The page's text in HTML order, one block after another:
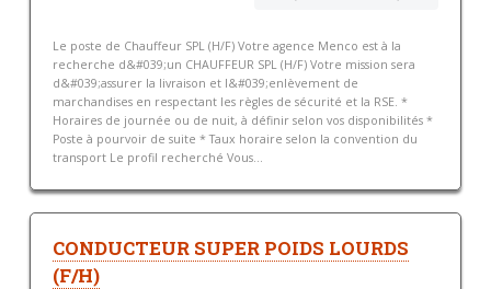
Le poste de Chauffeur SPL (H/F) Votre agence Menco est à la
recherche d&#039;un CHAUFFEUR SPL (H/F) Votre mission sera
d&#039;assurer la livraison et l&#039;enlèvement de
marchandises en respectant les règles de sécurité et la RSE. *
Horaires de journée ou de nuit, à définir selon vos disponibilités *
Poste à pourvoir de suite * Taux horaire selon la convention du
transport Le profil recherché Vous...
CONDUCTEUR SUPER POIDS LOURDS
(F/H)